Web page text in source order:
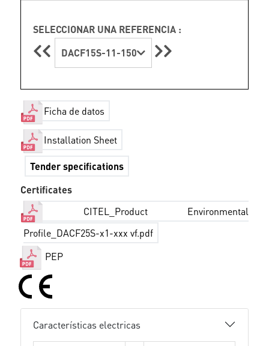
SELECCIONAR UNA REFERENCIA :
DACF15S-11-150
Ficha de datos
Installation Sheet
Tender specifications
Certificates
CITEL_Product Environmental
Profile_DACF25S-x1-xxx vf.pdf
PEP
Características electricas